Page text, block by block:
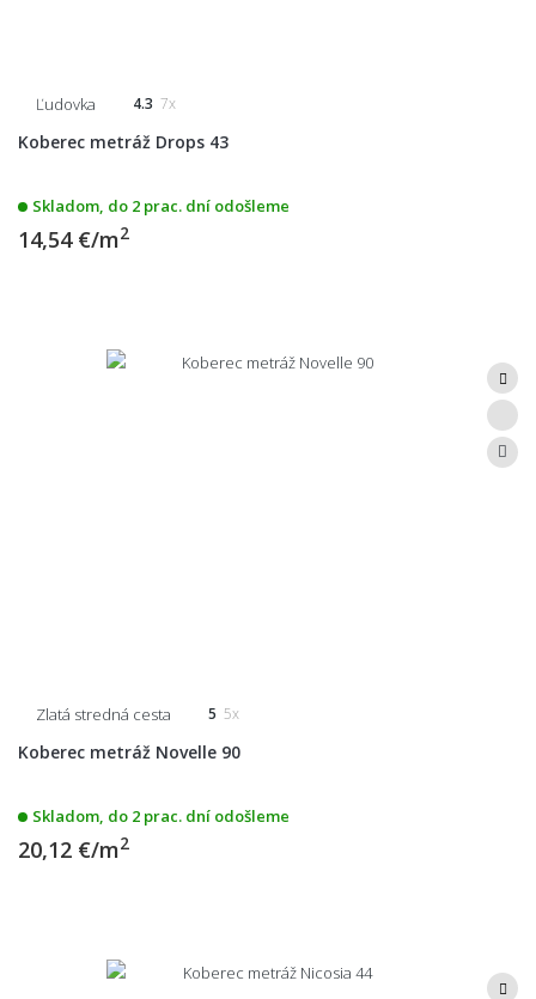
Ľudovka 4.3 7x
Koberec metráž Drops 43
Skladom, do 2 prac. dní odošleme
14,54 €/m2
Zlatá stredná cesta 5 5x
Koberec metráž Novelle 90
Skladom, do 2 prac. dní odošleme
20,12 €/m2